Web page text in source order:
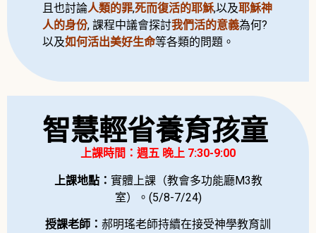
且也討論人類的罪,死而復活的耶穌,以及耶穌神
人的身份, 課程中議會探討我們活的意義為何?
以及如何活出美好生命等各類的問題。
智慧輕省養育孩童
上課時間：週五 晚上 7:30-9:00
上課地點： 實體上課（教會多功能廳M3教
室）。(5/8-7/24)
授課老師： 郝明瑤老師持續在接受神學教育訓